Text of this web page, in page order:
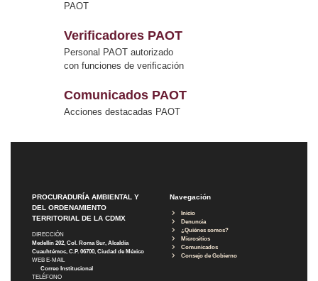
PAOT
Verificadores PAOT
Personal PAOT autorizado
con funciones de verificación
Comunicados PAOT
Acciones destacadas PAOT
PROCURADURÍA AMBIENTAL Y
DEL ORDENAMIENTO
TERRITORIAL DE LA CDMX
DIRECCIÓN
Medellín 202, Col. Roma Sur, Alcaldía
Cuauhtémoc, C.P. 06700, Ciudad de México
WEB E-MAIL
Correo Institucional
TELÉFONO
Navegación
Inicio
Denuncia
¿Quiénes somos?
Micrositios
Comunicados
Consejo de Gobierno